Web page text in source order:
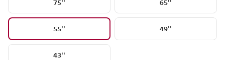
75'' 65''
55'' 49''
43''